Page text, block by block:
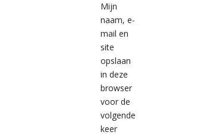
Mijn
naam, e-
mail en
site
opslaan
in deze
browser
voor de
volgende
keer